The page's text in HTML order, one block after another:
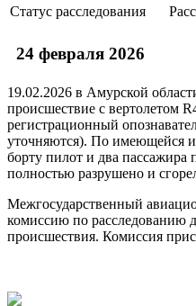
Статус расследования
24 февраля 2026
19.02.2026 в Амурской
происшествие с вертолетом
регистрационный
уточняются). По имеющейся
борту пилот и два пассажира
полностью разрушено и
Межгосударственный
комиссию по расследованию
происшествия. Комиссия